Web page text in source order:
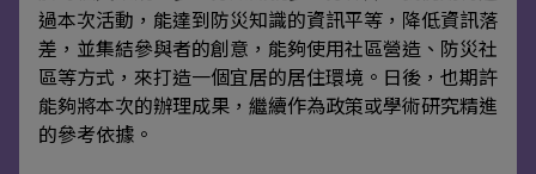
過本次活動，能達到防災知識的資訊平等，降低資訊落
差，並集結參與者的創意，能夠使用社區營造、防災社
區等方式，來打造一個宜居的居住環境。日後，也期許
能夠將本次的辦理成果，繼續作為政策或學術研究精進
的參考依據。